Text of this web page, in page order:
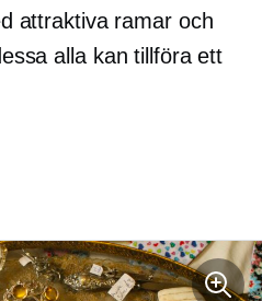
attraktiva ramar och
alla kan tillföra ett